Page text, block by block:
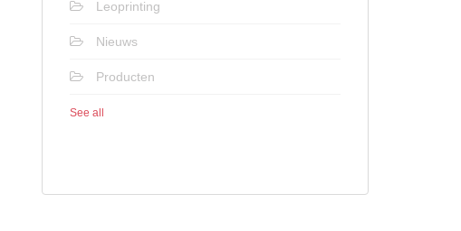
Leoprinting
Nieuws
Producten
See all